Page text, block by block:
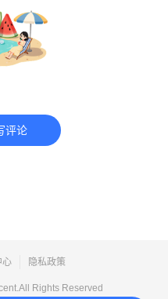
评论
心 隐私政策
Rights Reserved